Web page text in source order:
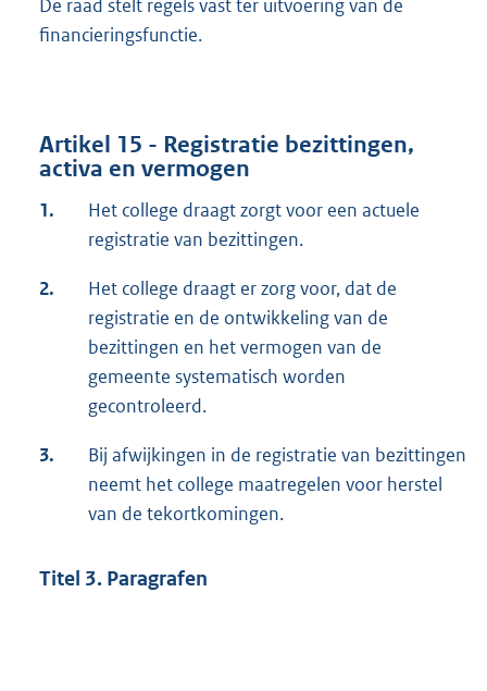
De raad stelt regels vast ter uitvoering van de
financieringsfunctie.
Artikel 15 - Registratie bezittingen,
activa en vermogen
1.
Het college draagt zorgt voor een actuele
registratie van bezittingen.
2.
Het college draagt er zorg voor, dat de
registratie en de ontwikkeling van de
bezittingen en het vermogen van de
gemeente systematisch worden
gecontroleerd.
3.
Bij afwijkingen in de registratie van bezittingen
neemt het college maatregelen voor herstel
van de tekortkomingen.
Titel 3. Paragrafen